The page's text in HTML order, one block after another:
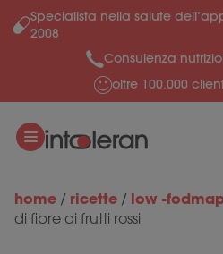
Salta al contenuto
Specialista nella salute
2008
Consulenza
oltre 100.000
home / ricette / low -
di fibre ai frutti rossi